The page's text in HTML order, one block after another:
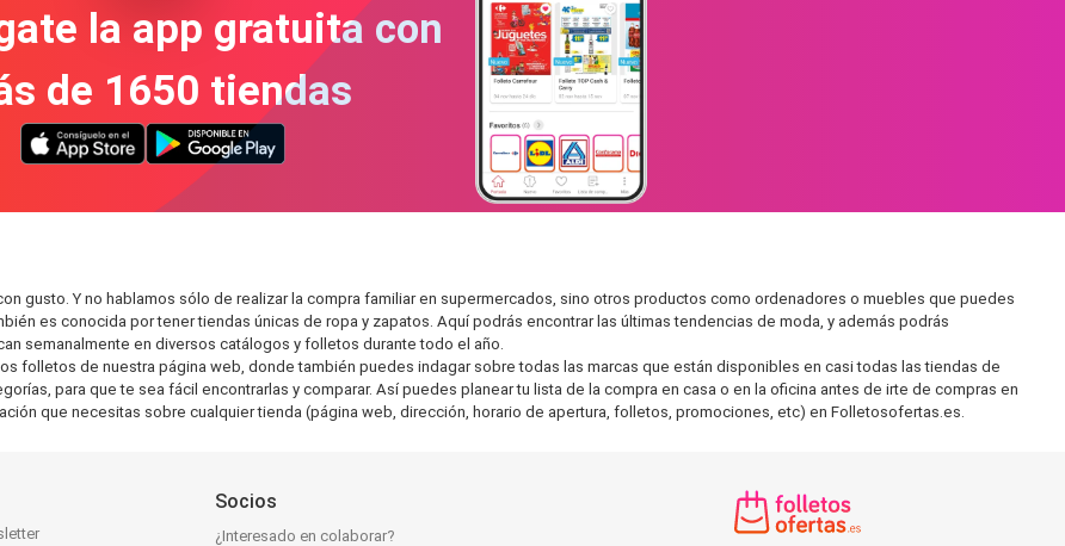
la app gratuita con
de 1650 tiendas
gusto. Y no hablamos sólo de realizar la compra familiar en supermercados, sino otros productos como ordenadores o muebles que puedes
es conocida por tener tiendas únicas de ropa y zapatos. Aquí podrás encontrar las últimas tendencias de moda, y además podrás
semanalmente en diversos catálogos y folletos durante todo el año.
folletos de nuestra página web, donde también puedes indagar sobre todas las marcas que están disponibles en casi todas las tiendas de
para que te sea fácil encontrarlas y comparar. Así puedes planear tu lista de la compra en casa o en la oficina antes de irte de compras en
que necesitas sobre cualquier tienda (página web, dirección, horario de apertura, folletos, promociones, etc) en Folletosofertas.es.
Socios
¿Interesado en colaborar?